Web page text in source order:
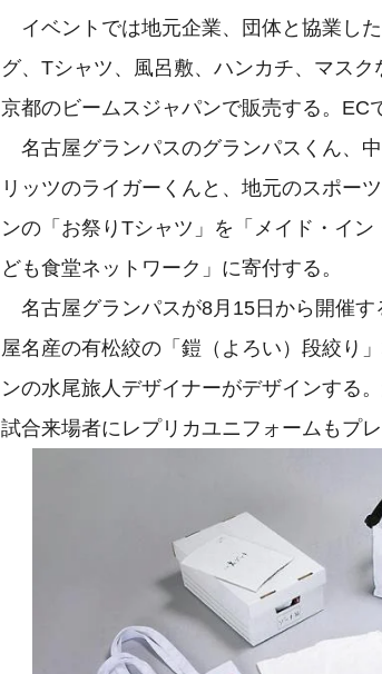
イベントでは地元企業、団体と協業し
グ、Tシャツ、風呂敷、ハンカチ、マス
京都のビームスジャパンで販売する。EC
名古屋グランパスのグランパスくん、
リッツのライガーくんと、地元のスポー
ンの「お祭りTシャツ」を「メイド・イ
ども食堂ネットワーク」に寄付する。
名古屋グランパスが8月15日から開催
屋名産の有松絞の「鎧（よろい）段絞り
ンの水尾旅人デザイナーがデザインする
試合来場者にレプリカユニフォームもプレ